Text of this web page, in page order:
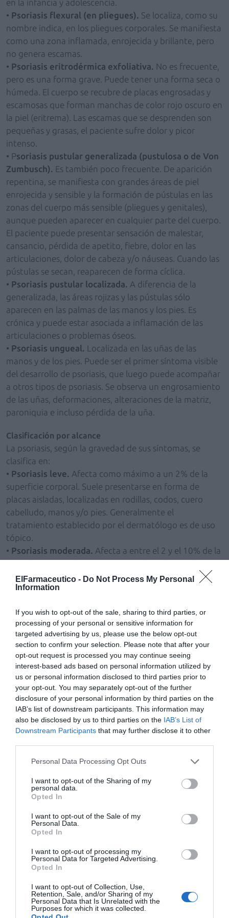
ElFarmaceutico - Do Not Process My Personal
Information
If you wish to opt-out of the sale, sharing to third parties, or
processing of your personal or sensitive information for
targeted advertising by us, please use the below opt-out
section to confirm your selection. Please note that after your
opt-out request is processed you may continue seeing
interest-based ads based on personal information utilized by
us or personal information disclosed to third parties prior to
your opt-out. You may separately opt-out of the further
disclosure of your personal information by third parties on the
IAB’s list of downstream participants. This information may
also be disclosed by us to third parties on the IAB’s List of
Downstream Participants that may further disclose it to other
Personal Data Processing Opt Outs
I want to opt-out of the Sharing of my
personal data.
Opted In
I want to opt-out of the Sale of my
Personal Data.
Opted In
I want to opt-out of processing my
Personal Data for Targeted Advertising.
Opted In
I want to opt-out of Collection, Use,
Retention, Sale, and/or Sharing of my
Personal Data that Is Unrelated with the
Purposes for which it was collected.
en la infancia y adolescencia.
• Psoriasis flexural (en pliegues). Se localiza, como su
nombre indica, en los pliegues corporales. Se manifiesta
como una zona inflamada, enrojecida y brillante, pero
no genera escamas.
• Psoriasis eritrodérmica exfoliativa. No es frecuente,
pero es una forma grave. Puede tener una forma seca o
húmeda. El cuerpo se recubre de placas engrosadas y
escamosas que forman manchas de color rojo oscuro en
la piel (eritrema). Las escamas que se desprenden son
pequeñas y grasas, el paciente sufre dolor y picor
intenso.
• Psoriasis pustular generalizada (pustulosa o de Von
Zumbusch). Es también poco frecuente. De aparición
repentina, se manifiesta con grandes áreas de piel
enrojecida y sensible y la formación de pústulas en las
zonas del cuerpo más sensible (pliegues y genitales),
aunque pueden aparecer en cualquier parte del cuerpo.
El paciente puede presentar sensación de malestar,
cansancio, pérdida de apetito, fiebre, dolor en las
articulaciones, dolor de cabeza y/o náuseas. Cuando las
pústulas se secan, reaparecen de forma cíclica.
• Psoriasis pustular localizada. A diferencia de la
generalizada, las áreas rojizas y las pústulas sólo
aparecen en las palmas de las manos y los pies. Es
crónica y puede estar asociada a inflamación de las
articulaciones o problemas óseos.
• Psoriasis ungueal. Localizada en las uñas de las
manos y de los pies. Puede ser el primer síntoma visible
del desarrollo de psoriasis, que luego puede acompañar
a otros tipos de psoriasis. Se observa un engrosamiento
de las uñas, deformaciones, alteraciones de la matriz,
paroniquia e incluso pérdida de la uña.
Clasificación por alcance
La psoriasis, según la gravedad de sus síntomas, se
clasifica en:
• Psoriasis leve. Afecta como máximo a un 2% de la
superficie corporal. Suele presentarse en forma de
placas aisladas, localizadas en rodillas, codos, cuero
cabelludo, manos y/o pies. Generalmente el
tratamiento establecido por el dermatólogo es de uso
tópico.
• Psoriasis moderada. Afecta a entre el 2 y el 10% de la
superficie corporal. Las áreas más afectadas son: brazos,
piernas, tronco y cuero cabelludo, aunque puede
afectar también a otras áreas. El tratamiento que
casos oral o fototerapia.
Psoriasis grave. Cubre más del 10% de la piel del
cuerpo. Suele tratarse con medicación oral y apoyo de
tratamiento tópico y fototerapia.
Artritis psoriásica.Afecta también a las
articulaciones, y precisa tratamiento farmacológico oral
para el dolor e inflamación articular y tratamiento para
las manifestaciones cutáneas. En estos casos el
diagnóstico precoz es de vital importancia, ya que si no
se trata con rapidez puede provocar daños irreversibles
Principales tratamientos de
la psoriasis
La elección del tratamiento
individualizada, teniendo en
la edad del paciente. En los
casos de difícil control y en los «rebotes», se tendrán en
terapia tópica se emplea en los casos leves y localizados,
y la terapia sistémica y la fototerapia se emplean en los